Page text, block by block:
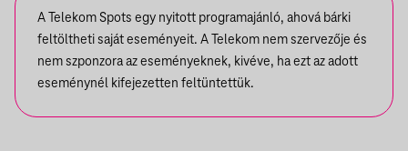
A Telekom Spots egy nyitott programajánló, ahová bárki
feltöltheti saját eseményeit. A Telekom nem szervezője és
nem szponzora az eseményeknek, kivéve, ha ezt az adott
eseménynél kifejezetten feltüntettük.